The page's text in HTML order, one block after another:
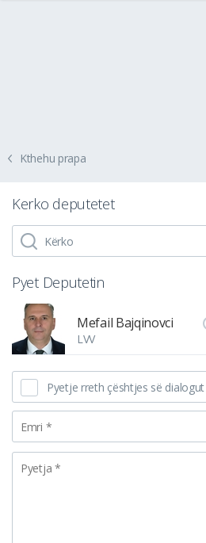
Kthehu prapa
Kerko deputetet
Pyet Deputetin
Mefail Bajqinovci
LVV
Pyetje rreth çështjes së dialogut